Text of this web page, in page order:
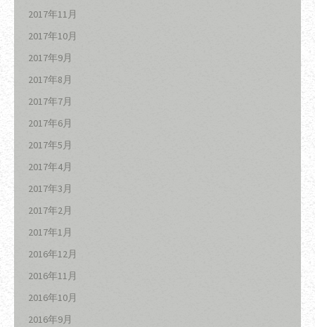
2017年11月
2017年10月
2017年9月
2017年8月
2017年7月
2017年6月
2017年5月
2017年4月
2017年3月
2017年2月
2017年1月
2016年12月
2016年11月
2016年10月
2016年9月